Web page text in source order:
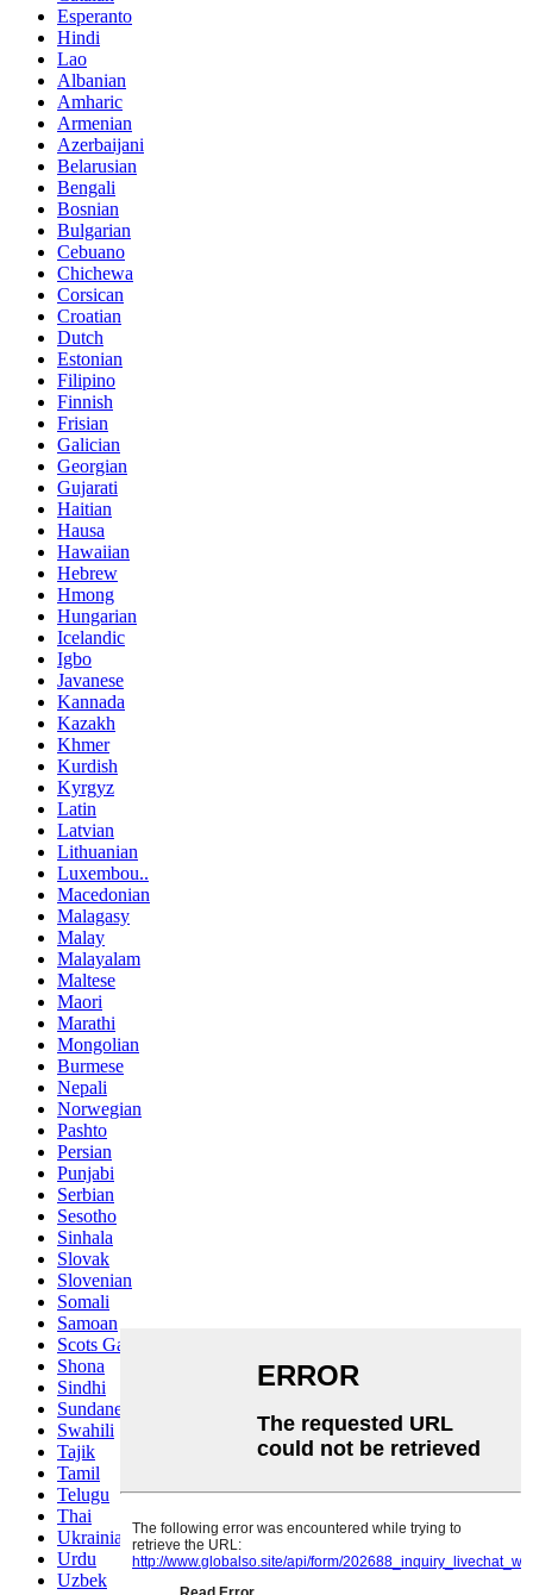
Esperanto
Hindi
Lao
Albanian
Amharic
Armenian
Azerbaijani
Belarusian
Bengali
Bosnian
Bulgarian
Cebuano
Chichewa
Corsican
Croatian
Dutch
Estonian
Filipino
Finnish
Frisian
Galician
Georgian
Gujarati
Haitian
Hausa
Hawaiian
Hebrew
Hmong
Hungarian
Icelandic
Igbo
Javanese
Kannada
Kazakh
Khmer
Kurdish
Kyrgyz
Latin
Latvian
Lithuanian
Luxembou..
Macedonian
Malagasy
Malay
Malayalam
Maltese
Maori
Marathi
Mongolian
Burmese
Nepali
Norwegian
Pashto
Persian
Punjabi
Serbian
Sesotho
Sinhala
Slovak
Slovenian
Somali
Samoan
Scots Gaelic
Shona
Sindhi
Sundanese
Swahili
Tajik
Tamil
Telugu
Thai
Ukrainian
Urdu
Uzbek